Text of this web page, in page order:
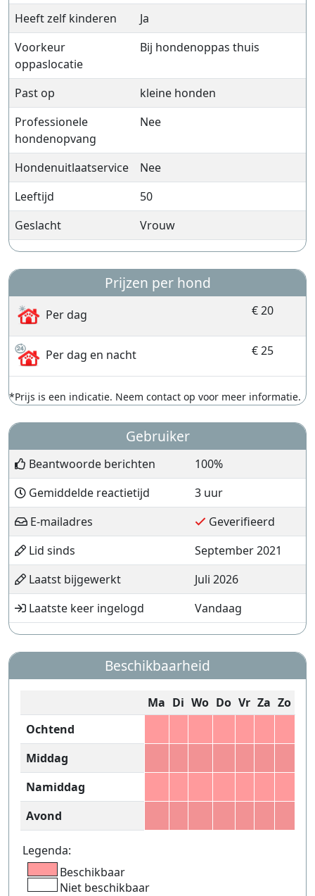
Heeft zelf kinderen
Ja
Voorkeur
oppaslocatie
Bij hondenoppas thuis
Past op
kleine honden
Professionele
hondenopvang
Nee
Hondenuitlaatservice
Nee
Leeftijd
50
Geslacht
Vrouw
Prijzen per hond
Per dag € 20
Per dag en nacht € 25
*Prijs is een indicatie. Neem contact op voor meer informatie.
Gebruiker
Beantwoorde berichten
100%
Gemiddelde reactietijd
3 uur
E-mailadres
Geverifieerd
Lid sinds
September 2021
Laatst bijgewerkt
Juli 2026
Laatste keer ingelogd
Vandaag
Beschikbaarheid
Ma Di Wo Do Vr Za Zo
Ochtend
Middag
Namiddag
Avond
Legenda:
Beschikbaar
Niet beschikbaar